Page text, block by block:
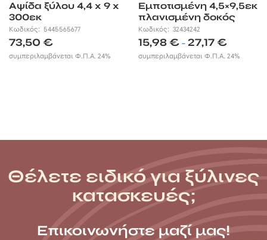
Αψίδα ξύλου 4,4 x 9 x
300εκ
Κωδικός: 5445565677
73,50 €
συμπεριλαμβάνεται Φ.Π.Α. 24%
Εμποτισμένη 4,5×9,5εκ
πλανισμένη δοκός
Κωδικός:32434242
15,98€ – 27,17€
range:
συμπεριλαμβάνεται Φ.Π.Α. 24%
Θέλετε ειδικό για ξύλινες
κατασκευές;
Επικοινωνήστε μαζί μας!